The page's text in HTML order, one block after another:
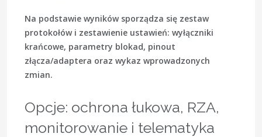
Na podstawie wyników sporządza się zestaw
protokołów i zestawienie ustawień: wyłączniki
krańcowe, parametry blokad, pinout
złącza/adaptera oraz wykaz wprowadzonych
zmian.
Opcje: ochrona łukowa, RZA,
monitorowanie i telematyka